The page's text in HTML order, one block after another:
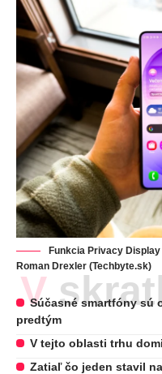
Funkcia Privacy
Roman Drexler (Techbyte.sk)
V
Súčasné smartfóny sú
predtým
V tejto oblasti trhu
Zatiaľ čo jeden stavil